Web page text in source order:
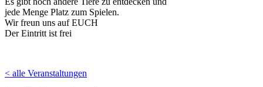
jede Menge Platz zum Spielen.
Wir freun uns auf EUCH
Der Eintritt ist frei
< alle Veranstaltungen